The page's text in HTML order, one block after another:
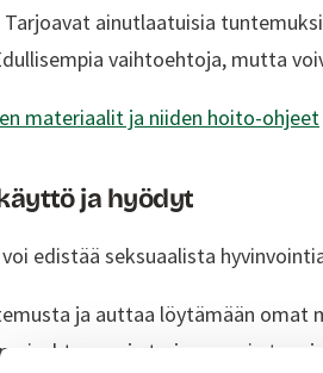
Tarjoavat ainutlaatuisia
vaihtoehtoja, mutta
materiaalit ja niiden hoito-ohjeet
ja hyödyt
edistää seksuaalista
ja auttaa löytämään omat
ja tarjoaa uusia